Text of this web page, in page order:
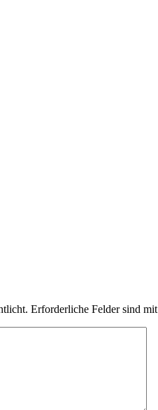
Erforderliche Felder sind mit